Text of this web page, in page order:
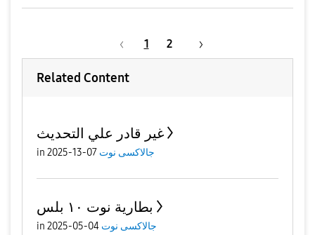
1 2
Related Content
غير قادر علي التحديث
in جالاكسى نوت 07-13-2025
بطارية نوت ١٠ بلس
in جالاكسى نوت 04-05-2025